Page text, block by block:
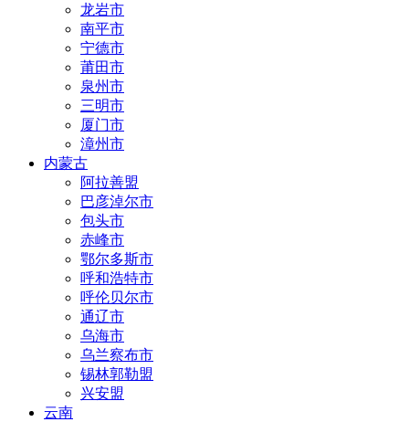
龙岩市
南平市
宁德市
莆田市
泉州市
三明市
厦门市
漳州市
内蒙古
阿拉善盟
巴彦淖尔市
包头市
赤峰市
鄂尔多斯市
呼和浩特市
呼伦贝尔市
通辽市
乌海市
乌兰察布市
锡林郭勒盟
兴安盟
云南